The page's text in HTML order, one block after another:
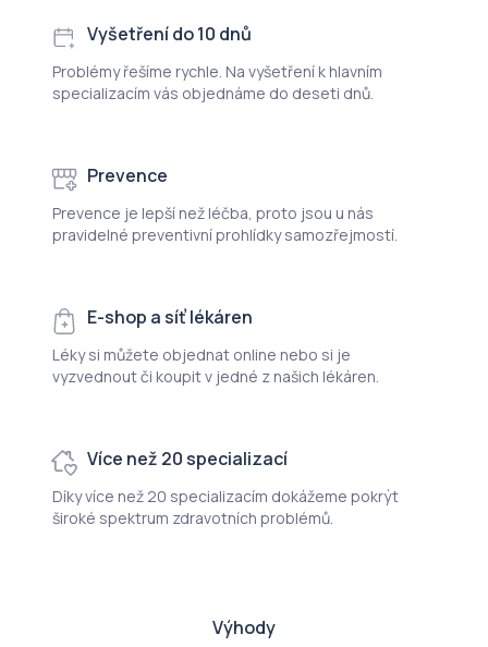
Vyšetření do 10 dnů
Problémy řešíme rychle. Na vyšetření k hlavním
specializacím vás objednáme do deseti dnů.
Prevence
Prevence je lepší než léčba, proto jsou u nás
pravidelné preventivní prohlídky samozřejmostí.
E-shop a síť lékáren
Léky si můžete objednat online nebo si je
vyzvednout či koupit v jedné z našich lékáren.
Více než 20 specializací
Díky více než 20 specializacím dokážeme pokrýt
široké spektrum zdravotních problémů.
Výhody